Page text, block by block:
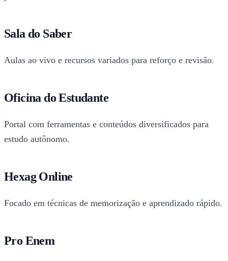
Sala do Saber
Aulas ao vivo e recursos variados para reforço e revisão.
Oficina do Estudante
Portal com ferramentas e conteúdos diversificados para
estudo autônomo.
Hexag Online
Focado em técnicas de memorização e aprendizado rápido.
Pro Enem